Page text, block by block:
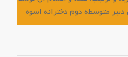
دبیر متوسطه دوم دخترانه اسوه